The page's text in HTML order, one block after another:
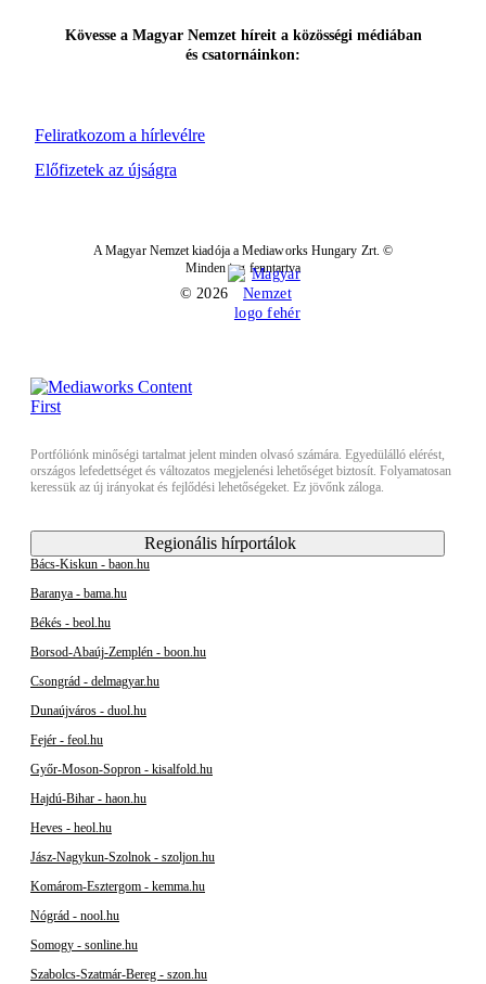
Feliratkozom a hírlevélre
Kövesse a Magyar Nemzet híreit a közösségi médiában
és csatornáinkon:
Előfizetek az újságra
A Magyar Nemzet kiadója a Mediaworks Hungary Zrt. ©
Minden jog fenntartva
© 2026
Portfóliónk minőségi tartalmat jelent minden olvasó számára. Egyedülálló elérést,
országos lefedettséget és változatos megjelenési lehetőséget biztosít. Folyamatosan
keressük az új irányokat és fejlődési lehetőségeket. Ez jövőnk záloga.
Regionális hírportálok
Bács-Kiskun - baon.hu
Baranya - bama.hu
Békés - beol.hu
Borsod-Abaúj-Zemplén - boon.hu
Csongrád - delmagyar.hu
Dunaújváros - duol.hu
Fejér - feol.hu
Győr-Moson-Sopron - kisalfold.hu
Hajdú-Bihar - haon.hu
Heves - heol.hu
Jász-Nagykun-Szolnok - szoljon.hu
Komárom-Esztergom - kemma.hu
Nógrád - nool.hu
Somogy - sonline.hu
Szabolcs-Szatmár-Bereg - szon.hu